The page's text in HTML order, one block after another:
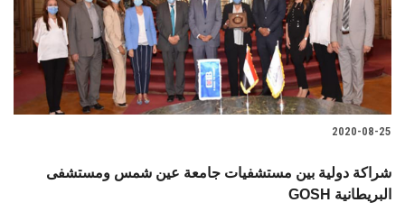
2020-08-25
شراكة دولية بين مستشفيات جامعة عين شمس ومستشفى
GOSH البريطانية